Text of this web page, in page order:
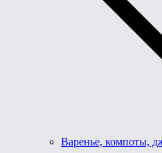
Варенье, компоты,